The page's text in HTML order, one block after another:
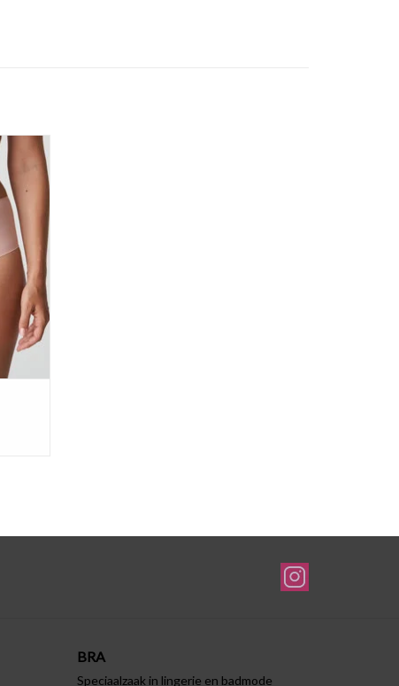
BRA
Speciaalzaak in lingerie en badmode